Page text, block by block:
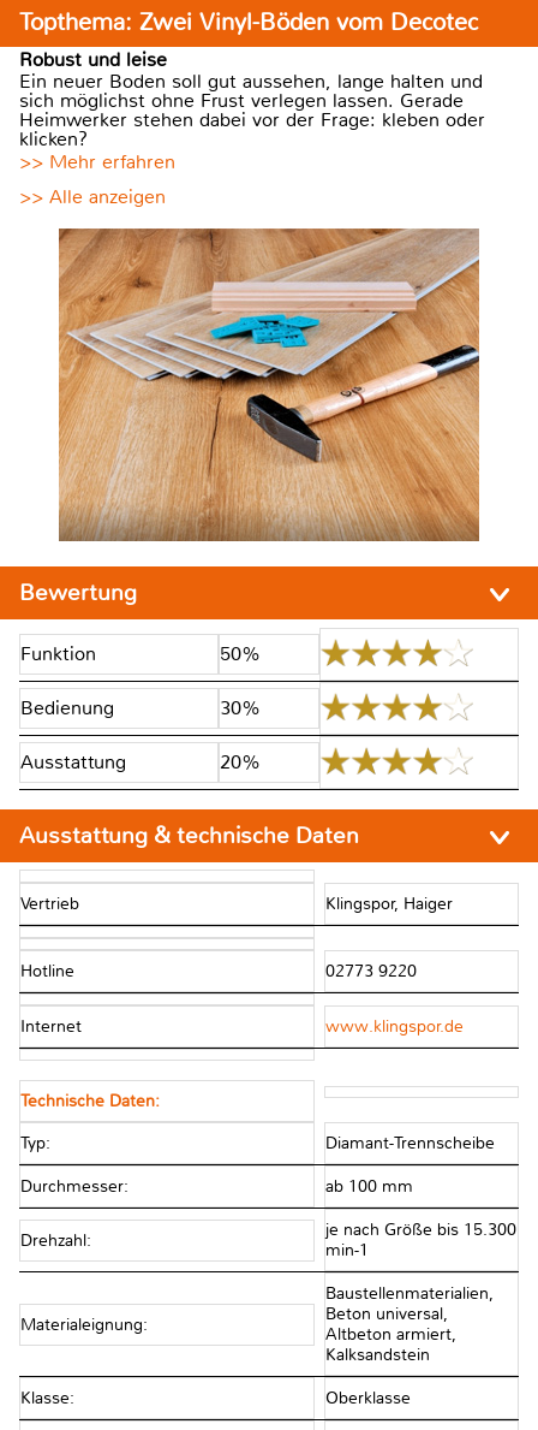
Topthema: Zwei Vinyl-Böden vom Decotec
Robust und leise
Ein neuer Boden soll gut aussehen, lange halten und
sich möglichst ohne Frust verlegen lassen. Gerade
Heimwerker stehen dabei vor der Frage: kleben oder
klicken?
>> Mehr erfahren
>> Alle anzeigen
Bewertung
Funktion 50%
Bedienung 30%
Ausstattung 20%
Ausstattung & technische Daten
Vertrieb Klingspor, Haiger
Hotline 02773 9220
Internet www.klingspor.de
Technische Daten:
Typ: Diamant-Trennscheibe
Durchmesser: ab 100 mm
Drehzahl:
je nach Größe bis 15.300
min-1
Materialeignung:
Baustellenmaterialien,
Beton universal,
Altbeton armiert,
Kalksandstein
Klasse: Oberklasse